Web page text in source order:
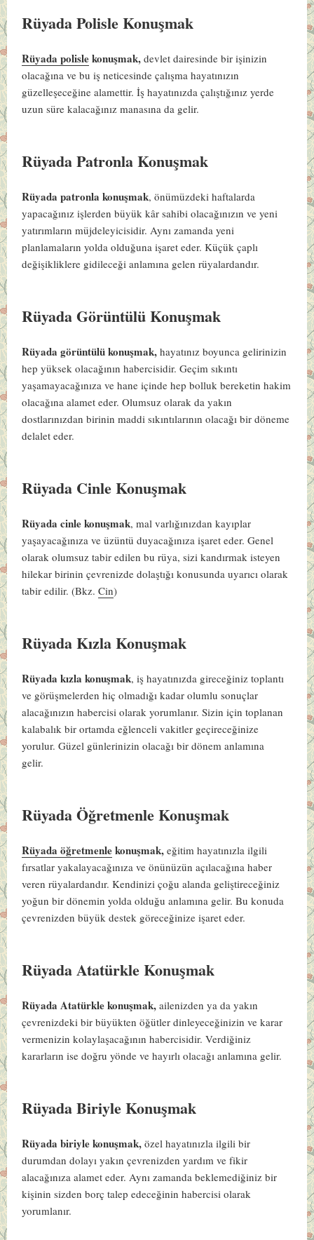
Rüyada Polisle Konuşmak
Rüyada polislekonuşmak,devlet dairesinde bir işinizin
olacağına ve bu iş neticesinde çalışma hayatınızın
güzelleşeceğine alamettir. İş hayatınızda çalıştığınız yerde
uzun süre kalacağınız manasına da gelir.
Rüyada Patronla Konuşmak
Rüyada patronla konuşmak, önümüzdeki haftalarda
yapacağınız işlerden büyük kâr sahibi olacağınızın ve yeni
yatırımların müjdeleyicisidir. Aynı zamanda yeni
planlamaların yolda olduğuna işaret eder. Küçük çaplı
değişikliklere gidileceği anlamına gelen rüyalardandır.
Rüyada Görüntülü Konuşmak
Rüyada görüntülü konuşmak, hayatınız boyunca gelirinizin
hep yüksek olacağının habercisidir. Geçim sıkıntı
yaşamayacağınıza ve hane içinde hep bolluk bereketin hakim
olacağına alamet eder. Olumsuz olarak da yakın
dostlarınızdan birinin maddi sıkıntılarının olacağı bir döneme
delalet eder.
Rüyada Cinle Konuşmak
Rüyada cinle konuşmak, mal varlığınızdan kayıplar
yaşayacağınıza ve üzüntü duyacağınıza işaret eder. Genel
olarak olumsuz tabir edilen bu rüya, sizi kandırmak isteyen
hilekar birinin çevrenizde dolaştığı konusunda uyarıcı olarak
tabir edilir. (Bkz.Cin)
Rüyada Kızla Konuşmak
Rüyada kızla konuşmak, iş hayatınızda gireceğiniz toplantı
ve görüşmelerden hiç olmadığı kadar olumlu sonuçlar
alacağınızın habercisi olarak yorumlanır. Sizin için toplanan
kalabalık bir ortamda eğlenceli vakitler geçireceğinize
yorulur. Güzel günlerinizin olacağı bir dönem anlamına
gelir.
Rüyada Öğretmenle Konuşmak
Rüyada öğretmenlekonuşmak,eğitim hayatınızla ilgili
fırsatlar yakalayacağınıza ve önünüzün açılacağına haber
veren rüyalardandır. Kendinizi çoğu alanda geliştireceğiniz
yoğun bir dönemin yolda olduğu anlamına gelir. Bu konuda
çevrenizden büyük destek göreceğinize işaret eder.
Rüyada Atatürkle Konuşmak
Rüyada Atatürkle konuşmak, ailenizden ya da yakın
çevrenizdeki bir büyükten öğütler dinleyeceğinizin ve karar
vermenizin kolaylaşacağının habercisidir. Verdiğiniz
kararların ise doğru yönde ve hayırlı olacağı anlamına gelir.
Rüyada Biriyle Konuşmak
Rüyada biriyle konuşmak, özel hayatınızla ilgili bir
durumdan dolayı yakın çevrenizden yardım ve fikir
alacağınıza alamet eder. Aynı zamanda beklemediğiniz bir
kişinin sizden borç talep edeceğinin habercisi olarak
yorumlanır.